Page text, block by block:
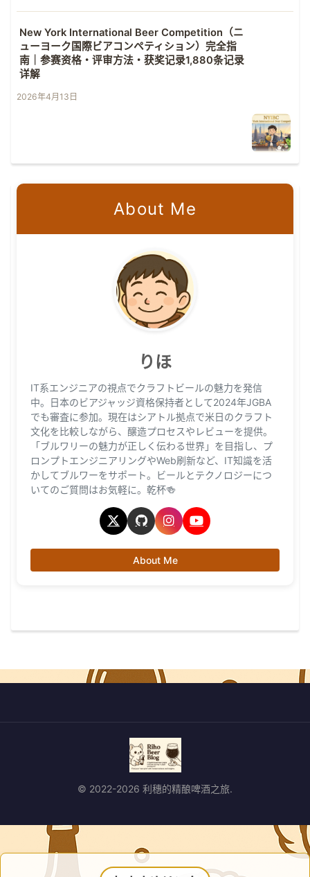
New York International Beer Competition（ニ
ューヨーク国際ビアコンペティション）完全指
南｜参赛资格・评审方法・获奖记录1,880条记录
详解
2026年4月13日
About Me
りほ
IT系エンジニアの視点でクラフトビールの魅力を発信
中。日本のビアジャッジ資格保持者として2024年JGBA
でも審査に参加。現在はシアトル拠点で米日のクラフト
文化を比較しながら、醸造プロセスやレビューを提供。
「ブルワリーの魅力が正しく伝わる世界」を目指し、プ
ロンプトエンジニアリングやWeb刷新など、IT知識を活
かしてブルワーをサポート。ビールとテクノロジーにつ
いてのご質問はお気軽に。乾杯🍻
About Me
© 2022-2026 利穗的精酿啤酒之旅.